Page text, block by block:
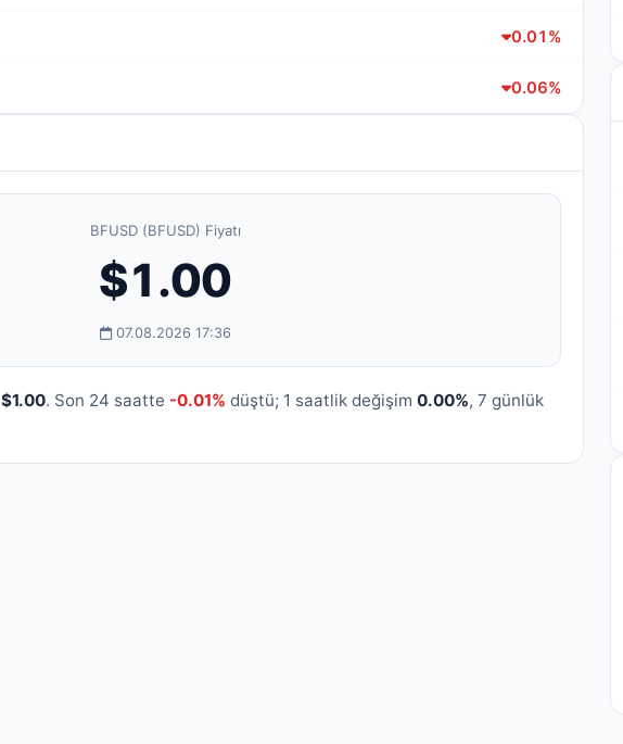
0.01%
0.06%
BFUSD (BFUSD) Fiyatı
$1.00
07.08.2026 17:36
$1.00. Son 24 saatte -0.01% düştü; 1 saatlik değişim 0.00%, 7 günlük